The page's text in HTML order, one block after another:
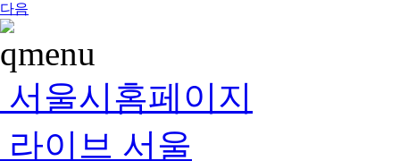
다음
서울시홈페이지
라이브 서울